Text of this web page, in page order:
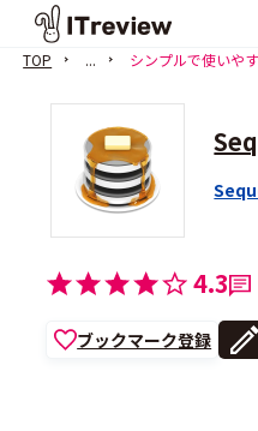
TOP ... シンプルで使いや
4.3
ブックマーク登録